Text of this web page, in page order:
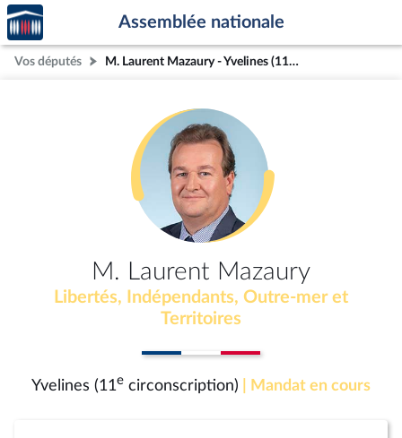
Aller au contenu
Aller en bas de la page
Accèder
à la
page
d'accueil
Assemblée nationale
Vos députés M. Laurent Mazaury - Yvelines (11e circonscription)
M. Laurent Mazaury
Libertés, Indépendants, Outre-mer et
Territoires
Yvelines (11e circonscription) | Mandat en cours